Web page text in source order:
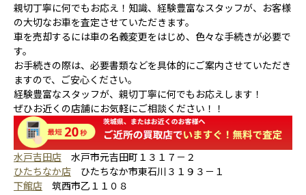
親切丁寧に何でもお応え！知識、経験豊富なスタッフが、お客様
の大切なお車を査定させていただきます。
車を売却するには車の名義変更をはじめ、色々な手続きが必要で
す。
お手続きの際は、必要書類などを具体的にご案内させていただき
ますので、ご安心ください。
経験豊富なスタッフが、親切丁寧に何でもお応えします！
ぜひお近くの店舗にお気軽にご相談ください！！
水戸吉田店 水戸市元吉田町１３１７－２
ひたちなか店 ひたちなか市東石川３１９３－１
下館店 筑西市乙１１０８